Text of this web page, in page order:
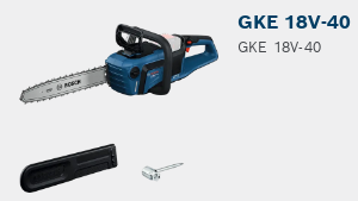
GKE 18V-40
GKE 18V-40